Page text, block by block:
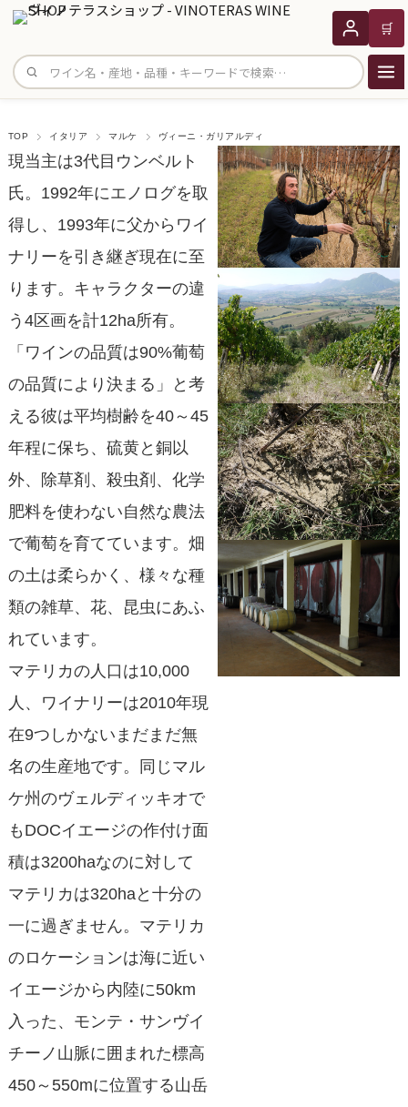
サイト内検索
🛒
TOP イタリア マルケ ヴィーニ・ガリアルディ
現当主は3代目ウンベルト
氏。1992年にエノログを取
得し、1993年に父からワイ
ナリーを引き継ぎ現在に至
ります。キャラクターの違
う4区画を計12ha所有。
「ワインの品質は90%葡萄
の品質により決まる」と考
える彼は平均樹齢を40～45
年程に保ち、硫黄と銅以
外、除草剤、殺虫剤、化学
肥料を使わない自然な農法
で葡萄を育てています。畑
の土は柔らかく、様々な種
類の雑草、花、昆虫にあふ
れています。
マテリカの人口は10,000
人、ワイナリーは2010年現
在9つしかないまだまだ無
名の生産地です。同じマル
ケ州のヴェルディッキオで
もDOCイエージの作付け面
積は3200haなのに対して
マテリカは320haと十分の
一に過ぎません。マテリカ
のロケーションは海に近い
イエージから内陸に50km
入った、モンテ・サンヴイ
チーノ山脈に囲まれた標高
450～550mに位置する山岳